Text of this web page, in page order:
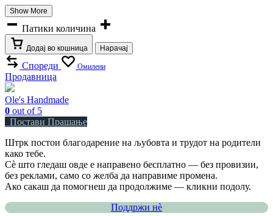
Show More
Патики количина
Додај во кошница Нарачај
Спореди Омилени
Продавница
Ole's Handmade
0 out of 5
Постави Прашање
Штрк постои благодарение на љубовта и трудот на родители
како тебе.
Сè што гледаш овде е направено бесплатно — без провизии,
без реклами, само со желба да направиме промена.
Ако сакаш да помогнеш да продолжиме — кликни подолу.
Поддржи нѐ